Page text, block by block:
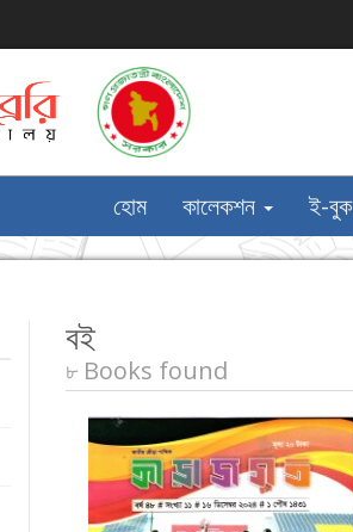
হোম কালেকশন ই-বুক
বই
৮ Books found